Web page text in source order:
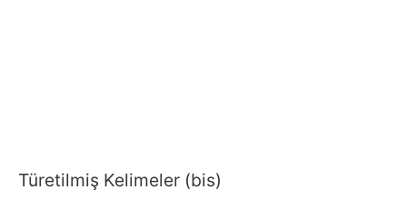
Türetilmiş Kelimeler (bis)